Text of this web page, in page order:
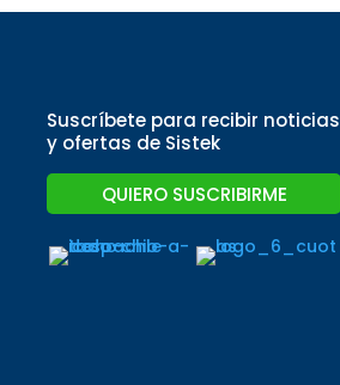
Suscríbete para recibir noticias
y ofertas de Sistek
QUIERO SUSCRIBIRME